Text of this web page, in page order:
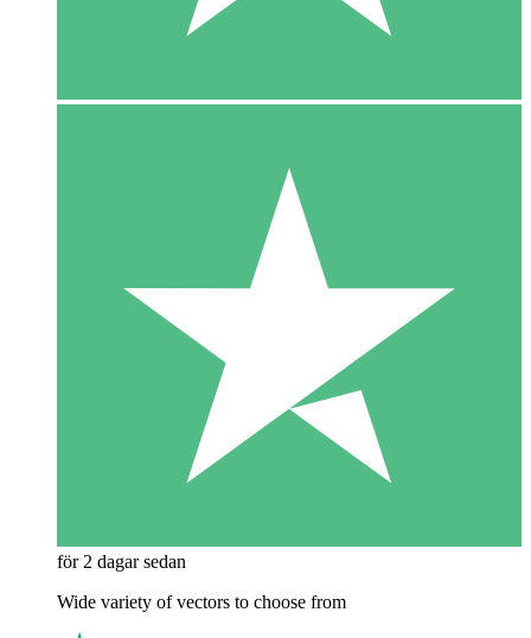
för 2 dagar sedan
Wide variety of vectors to choose from